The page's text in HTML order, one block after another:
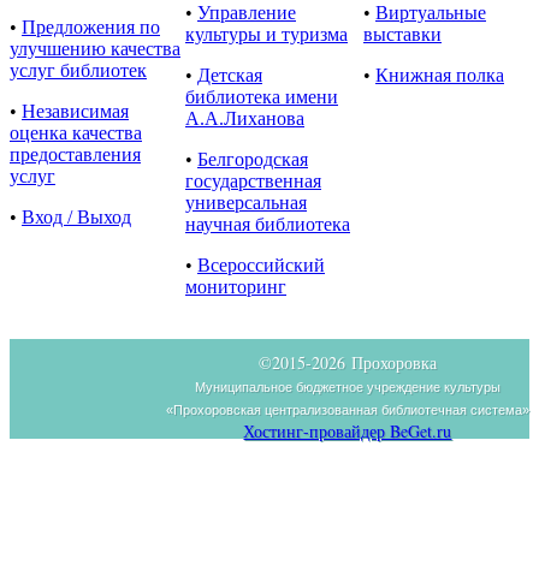
• Предложения по
улучшению качества
услуг библиотек
• Независимая
оценка качества
предоставления
услуг
• Вход / Выход
• Управление
культуры и туризма
• Детская
библиотека имени
А.А.Лиханова
• Белгородская
государственная
универсальная
научная библиотека
• Всероссийский
мониторинг
• Виртуальные
выставки
• Книжная полка
©2015-2026 Прохоровка
Муниципальное бюджетное учреждение культуры
«Прохоровская централизованная библиотечная система»
Хостинг-провайдер BeGet.ru